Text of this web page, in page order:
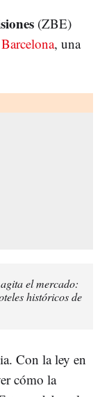
(ZBE)
Barcelona, una
el mercado:
históricos de
Con la ley en
cómo la